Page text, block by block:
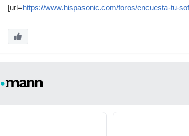
[url=https://www.hispasonic.com/foros/encuesta-tu-